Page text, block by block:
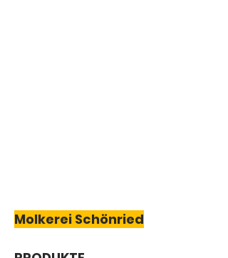
Molkerei Schönried